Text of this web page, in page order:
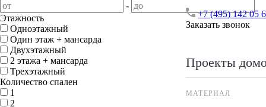
+7 (495) 142 05
Заказать звонок
Проекты
МАТЕРИАЛ
-
Этажность
Одноэтажный
Один этаж + мансарда
Двухэтажный
2 этажа + мансарда
Трехэтажный
Количество спален
1
2